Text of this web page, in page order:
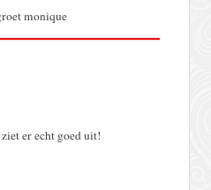
monique
er echt goed uit!